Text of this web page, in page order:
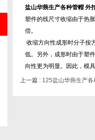
盐山华蒴生产各种管帽 外
塑件的线尺寸收缩由于热
偿。
收缩方向性成形时分子按
低。另外，成形时由于塑
向性更为明显。因此，模
上一篇 : 125盐山华蒴生产